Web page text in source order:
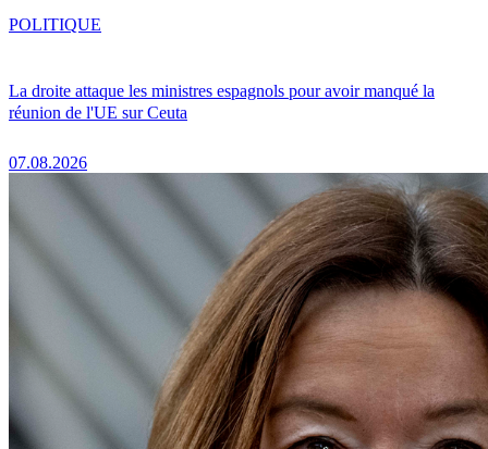
La droite attaque les ministres espagnols pour avoir manqué la
réunion de l'UE sur Ceuta
07.08.2026
POLITIQUE